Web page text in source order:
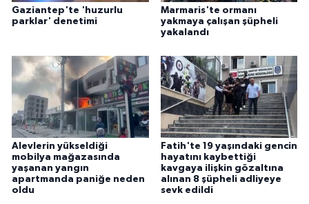
Gaziantep'te 'huzurlu
parklar' denetimi
Marmaris'te ormanı
yakmaya çalışan şüpheli
yakalandı
Alevlerin yükseldiği
mobilya mağazasında
yaşanan yangın
apartmanda paniğe neden
oldu
Fatih'te 19 yaşındaki gencin
hayatını kaybettiği
kavgaya ilişkin gözaltına
alınan 8 şüpheli adliyeye
sevk edildi